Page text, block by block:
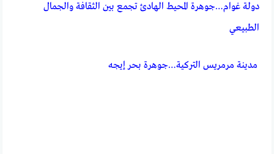
دولة غوام…جوهرة المحيط الهادئ تجمع بين الثقافة والجمال
الطبيعي
مدينة مرمريس التركية…جوهرة بحر إيجه